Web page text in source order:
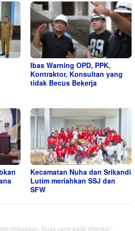
Ibas Warning OPD, PPK,
Kontraktor, Konsultan yang
tidak Becus Bekerja
Kecamatan Nuha dan Srikandi
Lutim meriahkan SSJ dan
SFW
Ruas yang wajib ditandai *